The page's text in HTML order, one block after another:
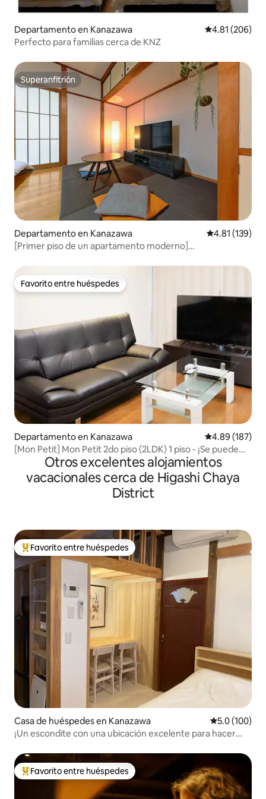
Departamento en Kanazawa Calificación
4.81 (206)
Perfecto para familias cerca de KNZ
Superanfitrión
Superanfitrión
Departamento en Kanazawa Calificación
4.81 (139)
[Primer piso de un apartamento moderno]
de Ishiura, Kenrokuen y el museo de arte.
Favorito entre huéspedes
Favorito entre huéspedes
Departamento en Kanazawa Calificación
4.89 (187)
[Mon Petit] Mon Petit 2do piso (2LDK) 1 piso - ¡Se puede
alquilar todo el piso y cargar vehículos eléctricos!
Estacionamiento cubierto
Otros excelentes alojamientos
vacacionales cerca de Higashi Chaya
District
De los mejores en Favorito entre huéspedes
Favorito entre huéspedes
Casa de huéspedes en Kanazawa Calificación
5.0 (100)
¡Un escondite con una ubicación excelente para hacer
Kanazawa Musashi
De los mejores en Favorito entre huéspedes
Favorito entre huéspedes